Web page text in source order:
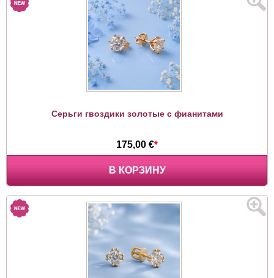
Серьги гвоздики золотые с фианитами
175,00 €*
В КОРЗИНУ